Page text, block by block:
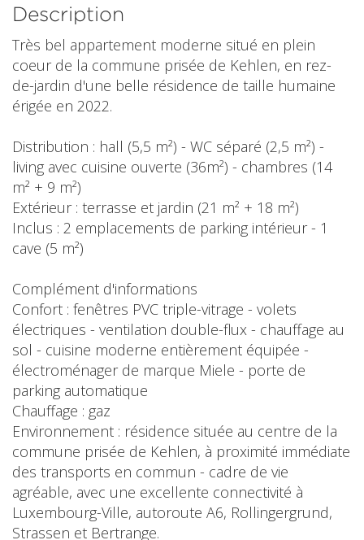
Description
Très bel appartement moderne situé en plein
coeur de la commune prisée de Kehlen, en rez-
de-jardin d'une belle résidence de taille humaine
érigée en 2022.
Distribution : hall (5,5 m²) - WC séparé (2,5 m²) -
living avec cuisine ouverte (36m²) - chambres (14
m² + 9 m²)
Extérieur : terrasse et jardin (21 m² + 18 m²)
Inclus : 2 emplacements de parking intérieur - 1
cave (5 m²)
Complément d'informations
Confort : fenêtres PVC triple-vitrage - volets
électriques - ventilation double-flux - chauffage au
sol - cuisine moderne entièrement équipée -
électroménager de marque Miele - porte de
parking automatique
Chauffage : gaz
Environnement : résidence située au centre de la
commune prisée de Kehlen, à proximité immédiate
des transports en commun - cadre de vie
agréable, avec une excellente connectivité à
Luxembourg-Ville, autoroute A6, Rollingergrund,
Strassen et Bertrange.